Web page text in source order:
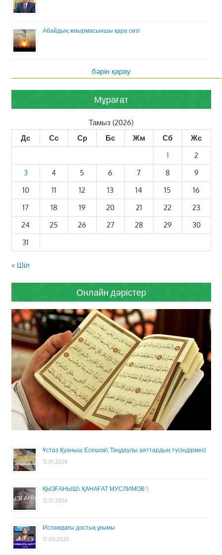
Абайдың жиырмасыншы қара сөзі
бәрін қарау
Мұрағат
Тамыз (2026)
Дс
Сс Ср Бс Жм Сб
Жс
1
2
3
4 5 6 7 8
9
10
11 12 13 14 15
16
17
18 19 20 21 22
23
24
25 26 27 28 29
30
31
« Шіл
Онлайн дәрістер
Ұстаз Қуаныш Есешов\ Таңдаулы аяттардың түсіндірмесі
12.01.2026
ҚЫЗҒАНЫШ\ ҚАНАҒАТ МУСЛИМОВ \
12.01.2026
Исламдағы достық ұғымы
17.05.2025